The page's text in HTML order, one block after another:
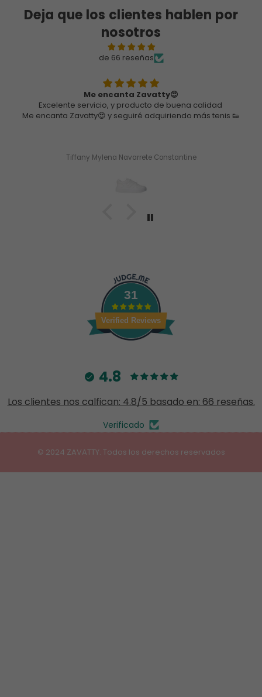
Deja que los clientes hablen por
nosotros
de 66 reseñas
tenis 👟
Estoy muy agradecida
Estoy muy agradecida, por la responsabilidad
de mi pedido, en relacion a mi zapatos esta Full
Ximena Ortega
31
Verified Reviews
4.8
Los clientes nos calfican: 4.8/5 basado en: 66 reseñas.
Verificado
© 2024 ZAVATTY. Todos los derechos reservados